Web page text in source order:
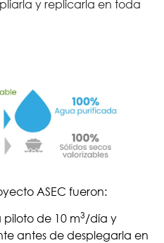
y replicarla en toda
ASEC fueron:
de 10 m3/día y
antes de desplegarla en